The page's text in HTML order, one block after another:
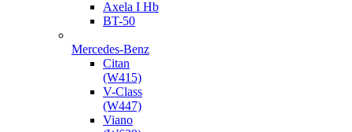
Axela I Hb
BT-50
Mercedes-Benz
Citan
(W415)
V-Class
(W447)
Viano